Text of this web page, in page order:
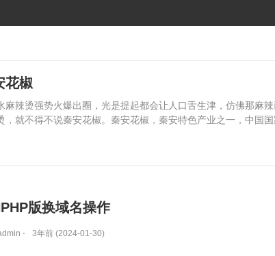
花椒
辣烫强势火爆出圈，光是提起都会让人口舌生津，仿佛那麻
就不得不说秦安花椒。秦安花椒，秦安特色产业之一，中国
版换域名操作
⋅ 3年前 (2024-01-30)